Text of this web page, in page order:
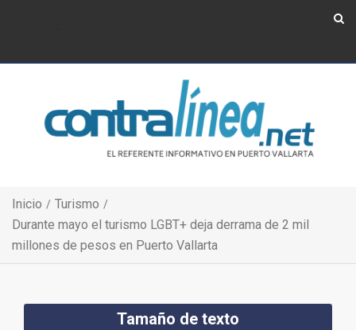
Inicio
Turismo
Durante mayo el turismo LGBT+ deja derrama de 2 mil
millones de pesos en Puerto Vallarta
Tamaño de texto